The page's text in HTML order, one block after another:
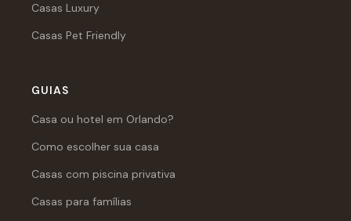
Casas Luxury
Casas Pet Friendly
GUIAS
Casa ou hotel em Orlando?
Como escolher sua casa
Casas com piscina privativa
Casas para famílias